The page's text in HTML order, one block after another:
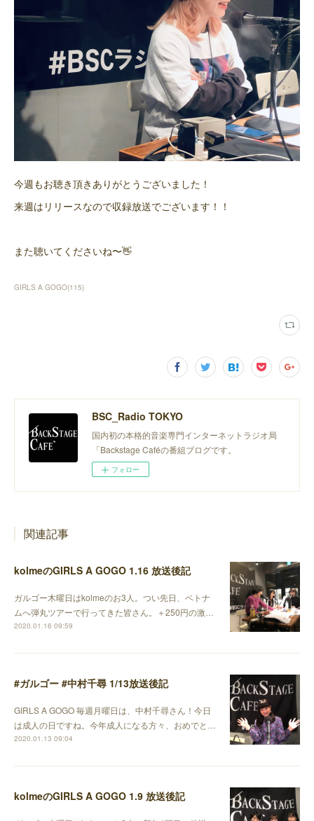
今週もお聴き頂きありがとうございました！
来週はリリースなので収録放送でございます！！
また聴いてくださいね〜👋
GIRLS A GOGO(115)
BSC_Radio TOKYO
国内初の本格的音楽専門インターネットラジオ局
「Backstage Caféの番組ブログです。
フォロー
関連記事
kolmeのGIRLS A GOGO 1.16 放送後記
ガルゴー木曜日はkolmeのお3人。つい先日、ベトナ
ムへ弾丸ツアーで行ってきた皆さん。＋250円の激…
2020.01.16 09:59
#ガルゴー #中村千尋 1/13放送後記
GIRLS A GOGO 毎週月曜日は、中村千尋さん！今日
は成人の日ですね。今年成人になる方々、おめでと…
2020.01.13 09:04
kolmeのGIRLS A GOGO 1.9 放送後記